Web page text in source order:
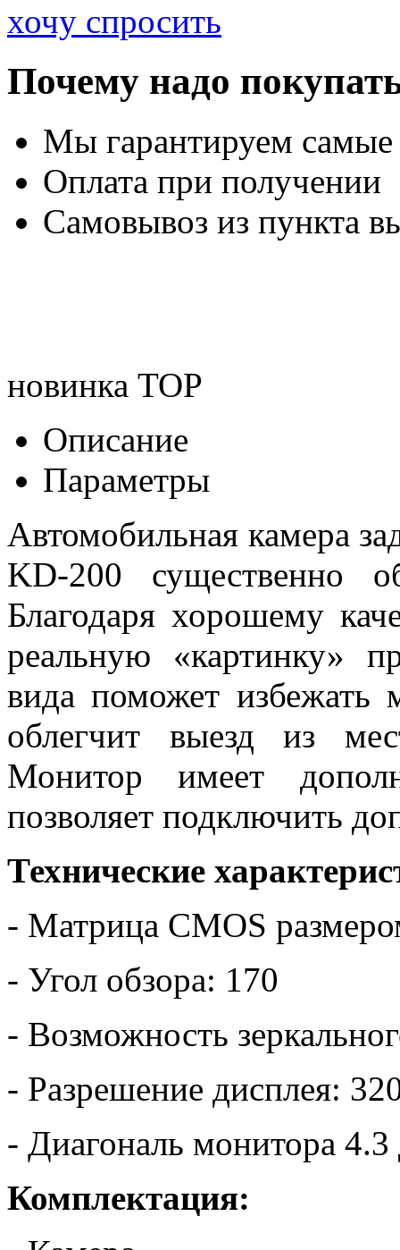
хочу спросить
Почему надо
Мы гарантируем
Оплата при получении
Самовывоз из пункта
новинка TOP
Описание
Параметры
Автомобильная камера
KD-200 существенно
Благодаря хорошему
реальную «картинку»
вида поможет избежать
облегчит выезд из
Монитор имеет
позволяет подключить
Технические
- Матрица CMOS
- Угол обзора: 170
- Возможность
- Разрешение дисплея:
- Диагональ монитора
Комплектация: